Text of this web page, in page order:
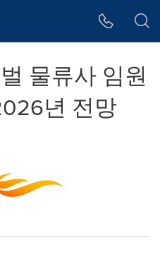
물류사 임원
년 전망